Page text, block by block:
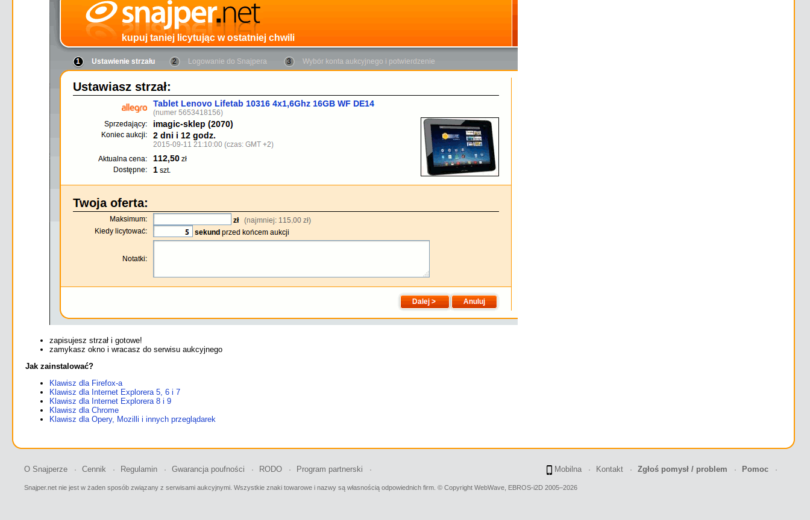
zapisujesz strzał i gotowe!
zamykasz okno i wracasz do serwisu aukcyjnego
Jak zainstalować?
Klawisz dla Firefox-a
Klawisz dla Internet Explorera 5, 6 i 7
Klawisz dla Internet Explorera 8 i 9
Klawisz dla Chrome
Klawisz dla Opery, Mozilli i innych przeglądarek
O Snajperze Cennik Regulamin Gwarancja poufności RODO Program partnerski Pomoc
Zgłoś pomysł / problem
Kontakt
Mobilna
Snajper.net nie jest w żaden sposób związany z serwisami aukcyjnymi. Wszystkie znaki towarowe i nazwy są własnością odpowiednich firm. © Copyright WebWave, EBROS-i2D 2005–2026